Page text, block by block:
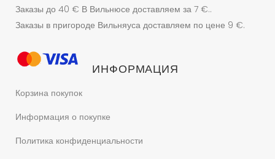
Заказы до 40 € В Вильнюсе доставляем за 7 €..
Заказы в пригороде Вильняуса доставляем по цене 9 €.
ИНФОРМАЦИЯ
Корзина покупок
Информация о покупке
Политика конфиденциальности